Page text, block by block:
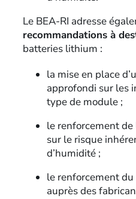
Le BEA-RI adresse
recommandations à
batteries lithium :
la mise en place
approfondi sur les
type de module ;
le renforcement
sur le risque
d’humidité ;
le renforcement
auprès des